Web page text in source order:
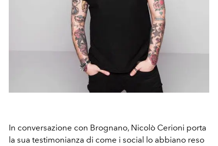
In conversazione con Brognano, Nicolò Cerioni porta
la sua testimonianza di come i social lo abbiano reso